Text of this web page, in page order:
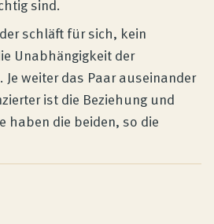
sind.
schläft für sich, kein
Unabhängigkeit der
weiter das Paar auseinander
ist die Beziehung und
haben die beiden, so die